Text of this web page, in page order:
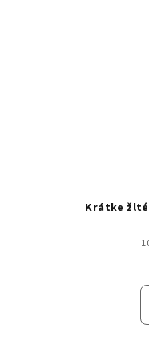
Krátke